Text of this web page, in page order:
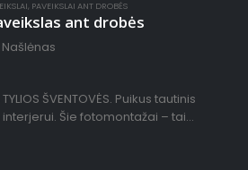
, PAVEIKSLAI ANT DROBĖS
ant drobės
ŠVENTOVĖS. Puikus tautinis
Šie fotomontažai – tai
matomi…